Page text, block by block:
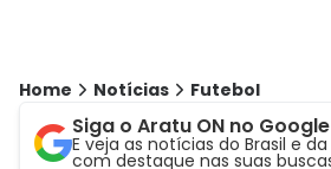
Home Notícias Futebol
Siga o Aratu ON no Google
E veja as notícias do Brasil e da
com destaque nas suas